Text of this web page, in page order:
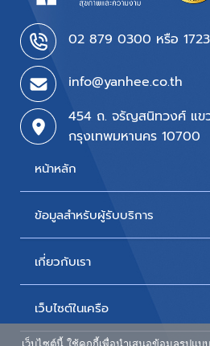
02 879 0300 หรือ 1723
info@yanhee.co.th
454 ถ. จรัญสนิทวงศ์ แข
กรุงเทพมหานคร 10700
หน้าหลัก
บริการของเรา
ข้อมูลสำหรับผู้รับบริการ
นัดหมายแพทย์
สิทธิเบิกตรงข้าราชการ
เกี่ยวกับเรา
ประวัติโรงพยาบาล
วิสัยทัศน์และพันธกิจ
เว็บไซต์ในเครือ